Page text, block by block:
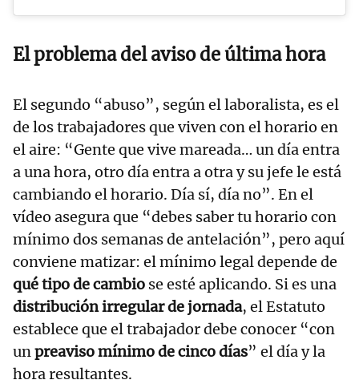
El problema del aviso de última hora
El segundo “abuso”, según el laboralista, es el
de los trabajadores que viven con el horario en
el aire: “Gente que vive mareada… un día entra
a una hora, otro día entra a otra y su jefe le está
cambiando el horario. Día sí, día no”. En el
vídeo asegura que “debes saber tu horario con
mínimo dos semanas de antelación”, pero aquí
conviene matizar: el mínimo legal depende de
qué tipo de cambio se esté aplicando. Si es una
distribución irregular de jornada, el Estatuto
establece que el trabajador debe conocer “con
unpreaviso mínimo de cinco días” el día y la
hora resultantes.